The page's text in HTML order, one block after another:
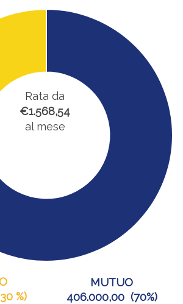
Rata da
€1.568,54
al mese
30 %)
MUTUO
406.000,00(70%)